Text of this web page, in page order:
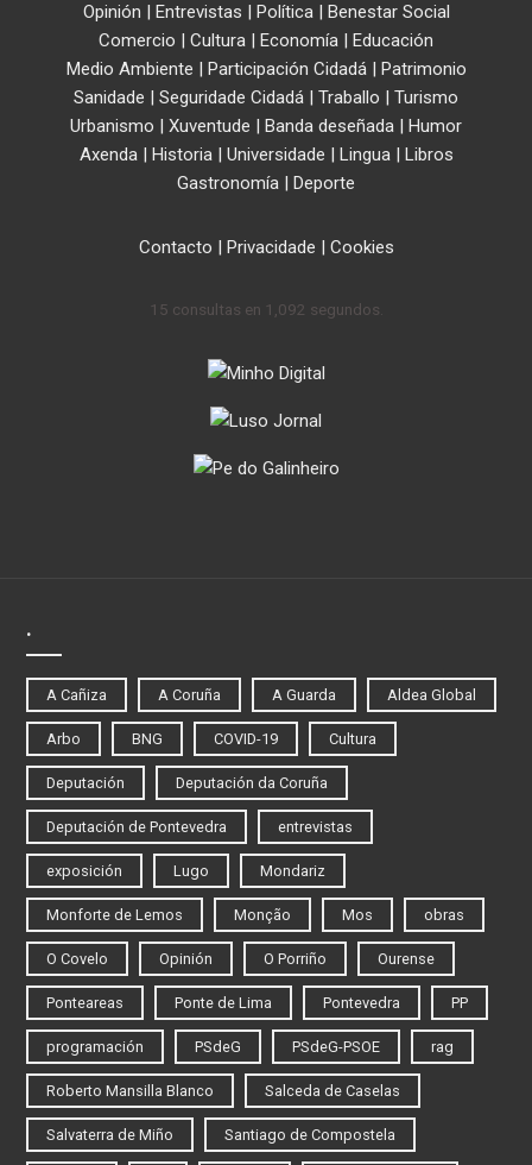
Opinión | Entrevistas | Política| Benestar Social
Comercio | Cultura | Economía | Educación
Medio Ambiente | Participación Cidadá| Patrimonio
Sanidade | Seguridade Cidadá | Traballo | Turismo
Urbanismo | Xuventude | Banda deseñada | Humor
Axenda| Historia| Universidade | Lingua| Libros
Gastronomía | Deporte
Contacto | Privacidade | Cookies
15 consultas en 1,092 segundos.
.
A Cañiza A Coruña A Guarda Aldea Global
Arbo BNG COVID-19 Cultura
Deputación Deputación da Coruña
Deputación de Pontevedra entrevistas
exposición Lugo Mondariz
Monforte de Lemos Monção Mos obras
O Covelo Opinión O Porriño Ourense
Ponteareas Ponte de Lima Pontevedra PP
programación PSdeG PSdeG-PSOE rag
Roberto Mansilla Blanco Salceda de Caselas
Salvaterra de Miño Santiago de Compostela